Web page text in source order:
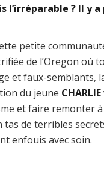
l’irréparable ? Il y
petite
de l’Oregon où
et faux-semblants,
du jeune CHARLIE
et faire remonter
tas de terribles
enfouis avec soin.